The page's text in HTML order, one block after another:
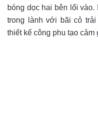
bóng dọc hai bên lối
trong lành với bãi cỏ
thiết kế công phu tạo cảm